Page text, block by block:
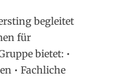
begleitet
für
bietet: •
• Fachliche